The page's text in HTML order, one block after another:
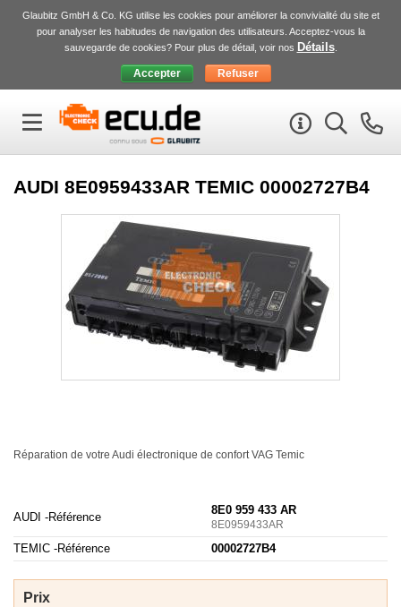
Glaubitz GmbH & Co. KG utilise les cookies pour améliorer la convivialité du site et
pour analyser les habitudes de navigation des utilisateurs. Acceptez-vous la
sauvegarde de cookies? Pour plus de détail, voir nos Détails.
AUDI 8E0959433AR TEMIC 00002727B4
Réparation de votre Audi électronique de confortVAG Temic
AUDI -Référence
8E0 959 433 AR
8E0959433AR
TEMIC -Référence 00002727B4
Prix